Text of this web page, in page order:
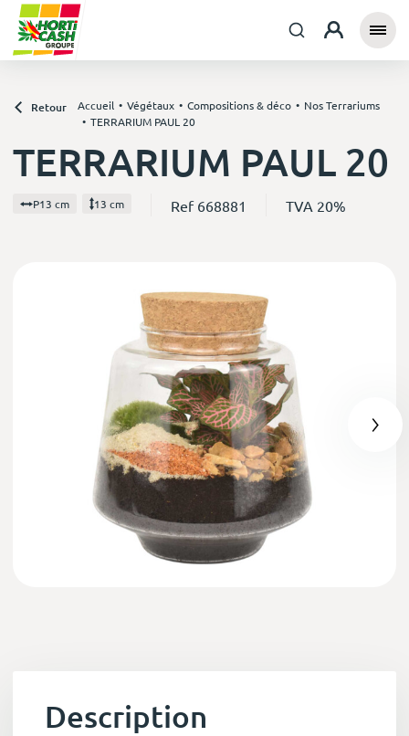
Retour Accueil Végétaux Compositions & déco
Nos Terrariums
TERRARIUM PAUL 20
TERRARIUM PAUL 20
P13 cm 13 cm Ref 668881 TVA 20%
Description